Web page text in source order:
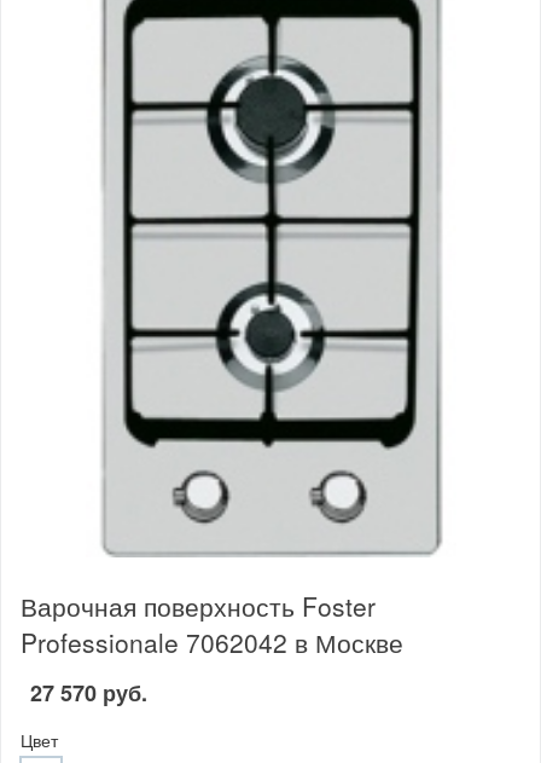
Варочная поверхность Foster
Professionale 7062042 в Москве
27 570 руб.
Цвет